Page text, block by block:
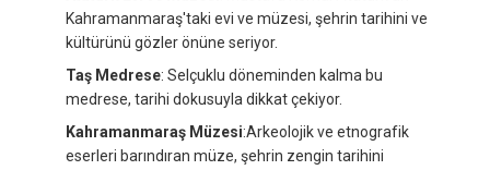
Kahramanmaraş'taki evi ve müzesi, şehrin tarihini ve
kültürünü gözler önüne seriyor.
Taş Medrese: Selçuklu döneminden kalma bu
medrese, tarihi dokusuyla dikkat çekiyor.
Kahramanmaraş Müzesi:Arkeolojik ve etnografik
eserleri barındıran müze, şehrin zengin tarihini